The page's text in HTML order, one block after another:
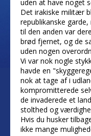
uden at have noget
Det irakiske militær
republikanske
til den anden var
brød fjernet, og de
uden nogen
Vi var nok nogle
havde en
nok at tage af i
kompromitterede
de invaderede et
stolthed og
Hvis du husker
ikke mange